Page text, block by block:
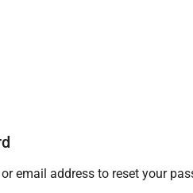
email address to reset your